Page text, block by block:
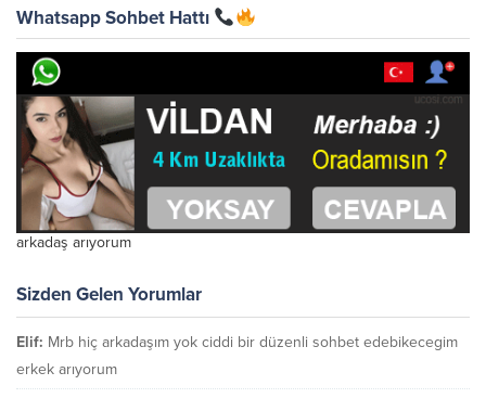
Whatsapp Sohbet Hattı
arkadaş arıyorum
Sizden Gelen Yorumlar
Elif: Mrb hiç arkadaşım yok ciddi bir düzenli sohbet edebikecegim
erkek arıyorum